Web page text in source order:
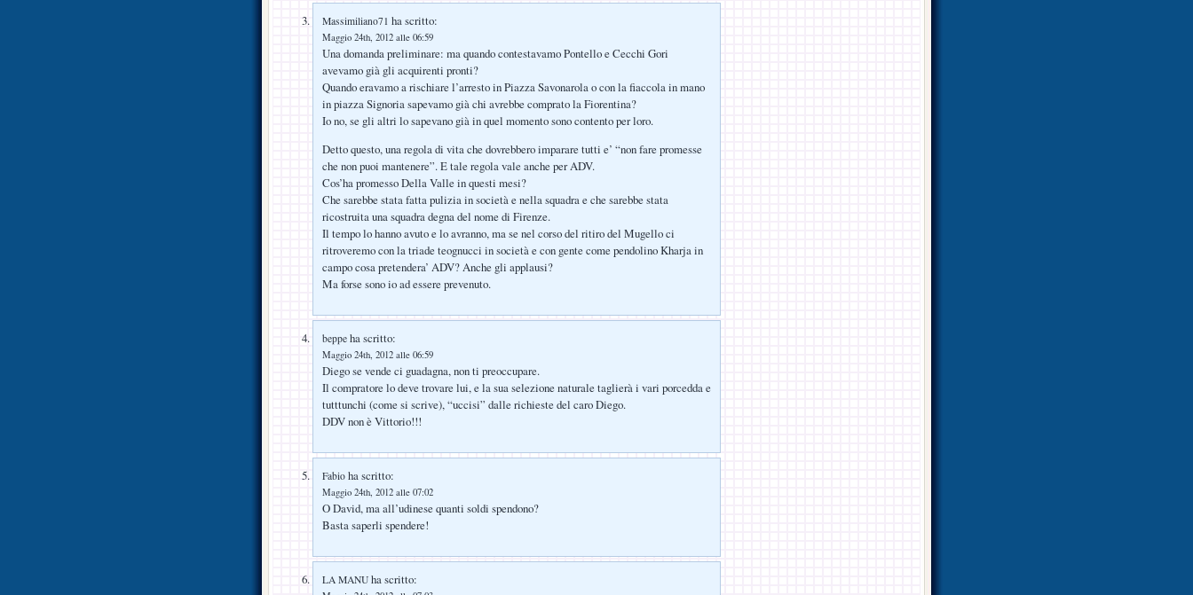
Massimiliano71 ha scritto:
Maggio 24th, 2012 alle 06:59
Una domanda preliminare: ma quando contestavamo Pontello e Cecchi Gori
avevamo già gli acquirenti pronti?
Quando eravamo a rischiare l’arresto in Piazza Savonarola o con la fiaccola in mano
in piazza Signoria sapevamo già chi avrebbe comprato la Fiorentina?
Io no, se gli altri lo sapevano già in quel momento sono contento per loro.
Detto questo, una regola di vita che dovrebbero imparare tutti e’ “non fare promesse
che non puoi mantenere”. E tale regola vale anche per ADV.
Cos’ha promesso Della Valle in questi mesi?
Che sarebbe stata fatta pulizia in società e nella squadra e che sarebbe stata
ricostruita una squadra degna del nome di Firenze.
Il tempo lo hanno avuto e lo avranno, ma se nel corso del ritiro del Mugello ci
ritroveremo con la triade teognucci in società e con gente come pendolino Kharja in
campo cosa pretendera’ ADV? Anche gli applausi?
Ma forse sono io ad essere prevenuto.
beppe ha scritto:
Maggio 24th, 2012 alle 06:59
Diego se vende ci guadagna, non ti preoccupare.
Il compratore lo deve trovare lui, e la sua selezione naturale taglierà i vari porcedda e
tutttunchi (come si scrive), “uccisi” dalle richieste del caro Diego.
DDV non è Vittorio!!!
Fabio ha scritto:
Maggio 24th, 2012 alle 07:02
O David, ma all’udinese quanti soldi spendono?
Basta saperli spendere!
LA MANU ha scritto: